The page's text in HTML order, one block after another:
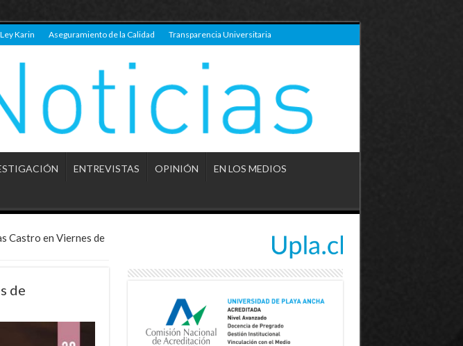
Ley Karin Aseguramiento de la Calidad Transparencia Universitaria
ENTREVISTAS OPINIÓN EN LOS MEDIOS
Castro en Viernes de
de